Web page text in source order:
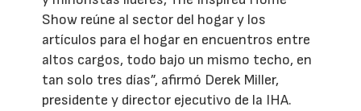
Show reúne al sector del hogar y los
artículos para el hogar en encuentros entre
altos cargos, todo bajo un mismo techo, en
tan solo tres días”, afirmó Derek Miller,
presidente y director ejecutivo de la IHA.